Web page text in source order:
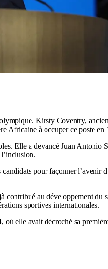
Kirsty Coventry,
Africaine à occuper ce poste en
Elle a devancé Juan Antonio
pour façonner l’avenir
au développement du
sportives internationales.
elle avait décroché sa